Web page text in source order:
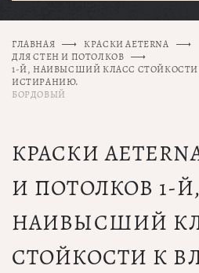
ГЛАВНАЯ
КРАСКИ AETERNA
ДЛЯ СТЕН И ПОТОЛКОВ
1-Й, НАИВЫСШИЙ КЛАСС
ИСТИРАНИЮ.
БОРДОВЫЙ
КРАСКИ
И ПОТОЛКОВ 1-Й,
НАИВЫСШИЙ
СТОЙКОСТИ К